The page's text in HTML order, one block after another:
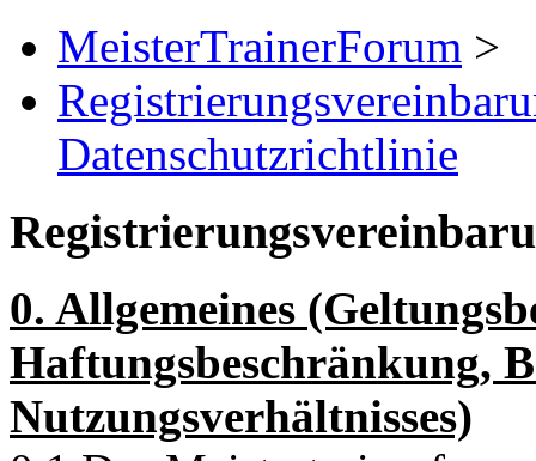
MeisterTrainerForum >
Datenschutzrichtlinie
0. Allgemeines
Haftungsbeschränkung,
Nutzungsverhältnisses)